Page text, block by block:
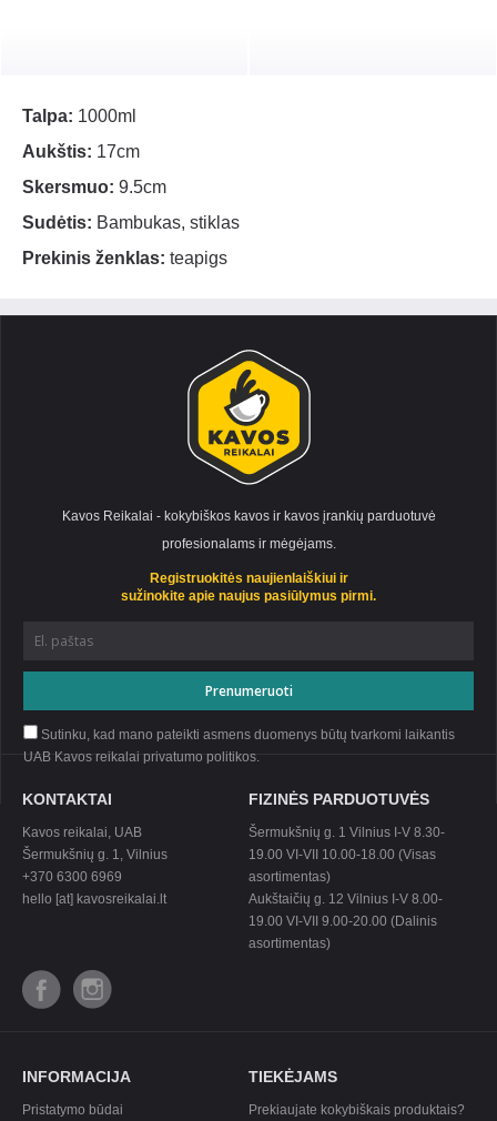
Talpa: 1000ml
Aukštis: 17cm
Skersmuo: 9.5cm
Sudėtis: Bambukas, stiklas
Prekinis ženklas: teapigs
KONTAKTAI
Kavos reikalai, UAB
Šermukšnių g. 1, Vilnius
+370 6300 6969
hello [at] kavosreikalai.lt
FIZINĖS PARDUOTUVĖS
Šermukšnių g. 1 Vilnius I-V 8.30-
19.00 VI-VII 10.00-18.00 (Visas
asortimentas)
Aukštaičių g. 12 Vilnius I-V 8.00-
19.00 VI-VII 9.00-20.00 (Dalinis
asortimentas)
Kavos Reikalai - kokybiškos kavos ir kavos įrankių parduotuvė
profesionalams ir mėgėjams.
Registruokitės naujienlaiškiui ir
sužinokite apie naujus pasiūlymus pirmi.
Sutinku, kad mano pateikti asmens duomenys būtų tvarkomi laikantis
UAB Kavos reikalai privatumo politikos.
INFORMACIJA
Pristatymo būdai
TIEKĖJAMS
Prekiaujate kokybiškais produktais?